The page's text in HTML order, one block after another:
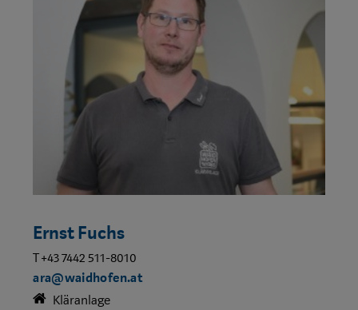
Ernst Fuchs
T +43 7442 511-8010
ara@waidhofen.at
Kläranlage